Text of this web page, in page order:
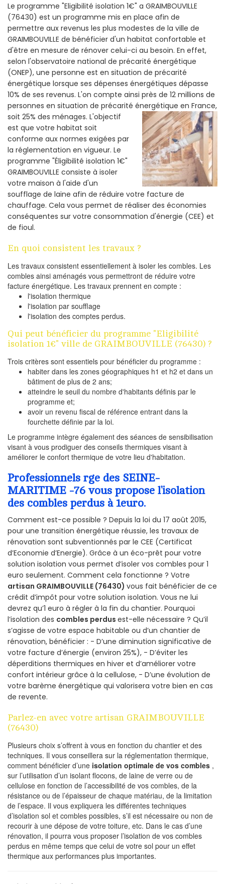
Le programme "Eligibilité isolation 1€" a GRAIMBOUVILLE
(76430) est un programme mis en place afin de
permettre aux revenus les plus modestes de la ville de
GRAIMBOUVILLE de bénéficier d'un habitat confortable et
d'être en mesure de rénover celui-ci au besoin. En effet,
selon l'observatoire national de précarité énergétique
(ONEP), une personne est en situation de précarité
énergétique lorsque ses dépenses énergétiques dépasse
10% de ses revenus. L'on compte ainsi près de 12 millions de
personnes en situation de précarité énergétique en France,
soit 25% des ménages. L'objectif
est que votre habitat soit
conforme aux normes exigées par
la réglementation en vigueur. Le
programme "Éligibilité isolation 1€"
GRAIMBOUVILLE consiste à isoler
votre maison à l'aide d'un
soufflage de laine afin de réduire votre facture de
chauffage. Cela vous permet de réaliser des économies
conséquentes sur votre consommation d'énergie (CEE) et
de fioul.
En quoi consistent les travaux ?
Les travaux consistent essentiellement à isoler les combles. Les
combles ainsi aménagés vous permettront de réduire votre
facture énergétique. Les travaux prennent en compte :
l'isolation thermique
l'isolation par soufflage
l'isolation des comptes perdus.
Qui peut bénéficier du programme "Eligibilité
isolation 1€" ville de GRAIMBOUVILLE (76430) ?
Trois critères sont essentiels pour bénéficier du programme :
habiter dans les zones géographiques h1 et h2 et dans un
bâtiment de plus de 2 ans;
atteindre le seuil du nombre d'habitants définis par le
programme et;
avoir un revenu fiscal de référence entrant dans la
fourchette définie par la loi.
Le programme intègre également des séances de sensibilisation
visant à vous prodiguer des conseils thermiques visant à
améliorer le confort thermique de votre lieu d'habitation.
Professionnels rge des SEINE-
MARITIME -76 vous propose l’isolation
des combles perdus à 1euro.
Comment est-ce possible ? Depuis la loi du 17 août 2015,
pour une transition énergétique réussie, les travaux de
rénovation sont subventionnés par le CEE (Certificat
d’Economie d’Energie). Grâce à un éco-prêt pour votre
solution isolation vous permet d’isoler vos combles pour 1
euro seulement. Comment cela fonctionne ? Votre
artisan GRAIMBOUVILLE (76430) vous fait bénéficier de ce
crédit d’impôt pour votre solution isolation. Vous ne lui
devrez qu’1 euro à régler à la fin du chantier. Pourquoi
l’isolation des combles perdus est-elle nécessaire ? Qu’il
s’agisse de votre espace habitable ou d’un chantier de
rénovation, bénéficier : - D’une diminution significative de
votre facture d’énergie (environ 25%), - D’éviter les
déperditions thermiques en hiver et d’améliorer votre
confort intérieur grâce à la cellulose, - D’une évolution de
votre barème énergétique qui valorisera votre bien en cas
de revente.
Parlez-en avec votre artisan GRAIMBOUVILLE
(76430)
Plusieurs choix s’offrent à vous en fonction du chantier et des
techniques. Il vous conseillera sur la réglementation thermique,
comment bénéficier d’une isolation optimale de vos combles ,
sur l’utilisation d’un isolant flocons, de laine de verre ou de
cellulose en fonction de l’accessibilité de vos combles, de la
résistance ou de l’épaisseur de chaque matériau, de la limitation
de l’espace. Il vous expliquera les différentes techniques
d’isolation sol et combles possibles, s’il est nécessaire ou non de
recourir à une dépose de votre toiture, etc. Dans le cas d’une
rénovation, il pourra vous proposer l’isolation de vos combles
perdus en même temps que celui de votre sol pour un effet
thermique aux performances plus importantes.